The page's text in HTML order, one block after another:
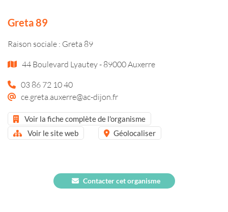
Greta 89
Raison sociale : Greta 89
44 Boulevard Lyautey - 89000 Auxerre
03 86 72 10 40
ce.greta.auxerre@ac-dijon.fr
Voir la fiche complète de l'organisme
Voir le site web
Géolocaliser
Contacter cet organisme